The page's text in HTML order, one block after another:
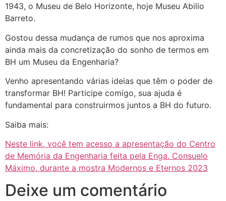
1943, o Museu de Belo Horizonte, hoje Museu Abilio
Barreto.
Gostou dessa mudança de rumos que nos aproxima
ainda mais da concretização do sonho de termos em
BH um Museu da Engenharia?
Venho apresentando várias ideias que têm o poder de
transformar BH! Participe comigo, sua ajuda é
fundamental para construirmos juntos a BH do futuro.
Saiba mais:
Neste link, você tem acesso a apresentação do Centro
de Memória da Engenharia feita pela Enga. Consuelo
Máximo, durante a mostra Modernos e Eternos 2023
Deixe um comentário